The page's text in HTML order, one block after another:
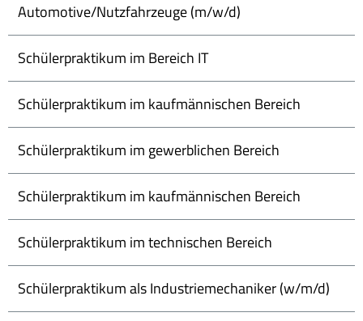
Automotive/Nutzfahrzeuge (m/w/d)
Schülerpraktikum im Bereich IT
Schülerpraktikum im kaufmännischen Bereich
Schülerpraktikum im gewerblichen Bereich
Schülerpraktikum im kaufmännischen Bereich
Schülerpraktikum im technischen Bereich
Schülerpraktikum als Industriemechaniker (w/m/d)